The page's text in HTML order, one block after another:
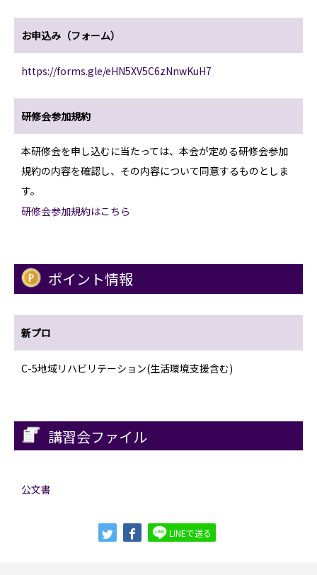
お申込み（フォーム）
https://forms.gle/eHN5XV5C6zNnwKuH7
研修会参加規約
本研修会を申し込むに当たっては、本会が定める研修会参加
規約の内容を確認し、その内容について同意するものとしま
す。
研修会参加規約はこちら
ポイント情報
新プロ
C-5地域リハビリテーション(生活環境支援含む)
講習会ファイル
公文書
LINEで送る